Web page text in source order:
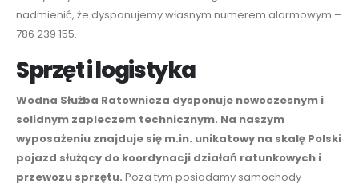
nadmienić, że dysponujemy własnym numerem alarmowym –
786 239 155.
Sprzęt i logistyka
Wodna Służba Ratownicza dysponuje nowoczesnym i
solidnym zapleczem technicznym. Na naszym
wyposażeniu znajduje się m.in. unikatowy na skalę Polski
pojazd służący do koordynacji działań ratunkowych i
przewozu sprzętu. Poza tym posiadamy samochody